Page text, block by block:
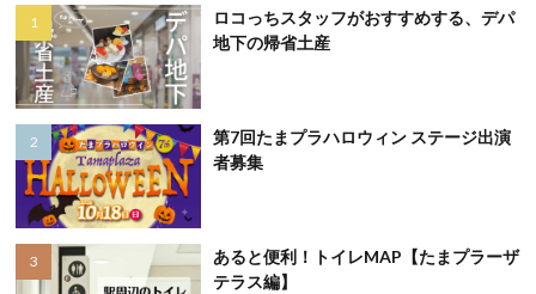
ロコっちスタッフがおすすめする、デパ
地下の帰省土産
第7回たまプラハロウィン ステージ出演
者募集
あると便利！トイレMAP【たまプラーザ
テラス編】